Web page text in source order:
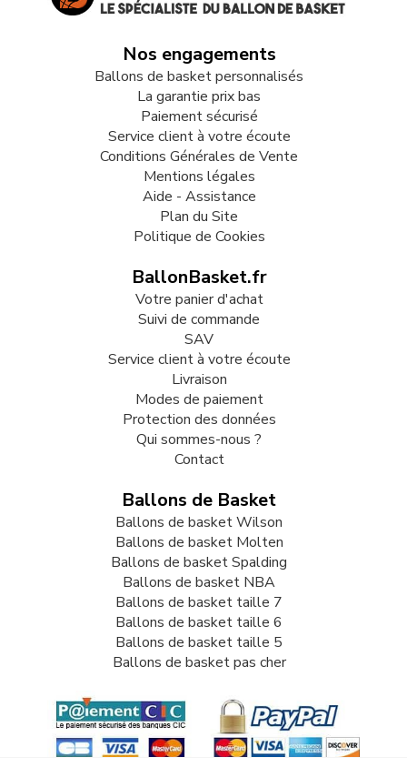
Nos engagements
Ballons de basket personnalisés
La garantie prix bas
Paiement sécurisé
Service client à votre écoute
Conditions Générales de Vente
Mentions légales
Aide - Assistance
Plan du Site
Politique de Cookies
BallonBasket.fr
Votre panier d'achat
Suivi de commande
SAV
Service client à votre écoute
Livraison
Modes de paiement
Protection des données
Qui sommes-nous ?
Contact
Ballons de Basket
Ballons de basket Wilson
Ballons de basket Molten
Ballons de basket Spalding
Ballons de basket NBA
Ballons de basket taille 7
Ballons de basket taille 6
Ballons de basket taille 5
Ballons de basket pas cher